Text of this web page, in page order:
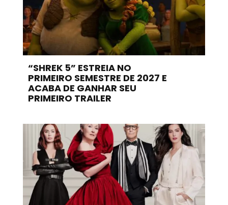
“SHREK 5” ESTREIA NO
PRIMEIRO SEMESTRE DE 2027 E
ACABA DE GANHAR SEU
PRIMEIRO TRAILER